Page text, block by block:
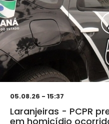
05.08.26 - 15:37
Laranjeiras - PCPR
em homicídio